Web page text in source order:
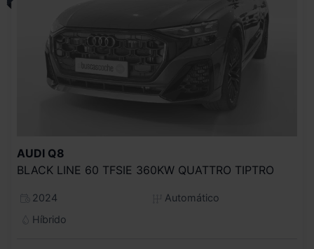
AUDI Q8
BLACK LINE 60 TFSIE 360KW QUATTRO TIPTRO
2024
Automático
Híbrido